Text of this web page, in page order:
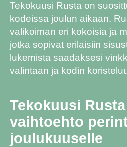
Tekokuusi Rusta on
kodeissa joulun aikaan.
valikoiman eri kokoisia ja
jotka sopivat erilaisiin
lukemista saadaksesi
valintaan ja kodin
Tekokuusi
vaihtoehto
joulukuuselle